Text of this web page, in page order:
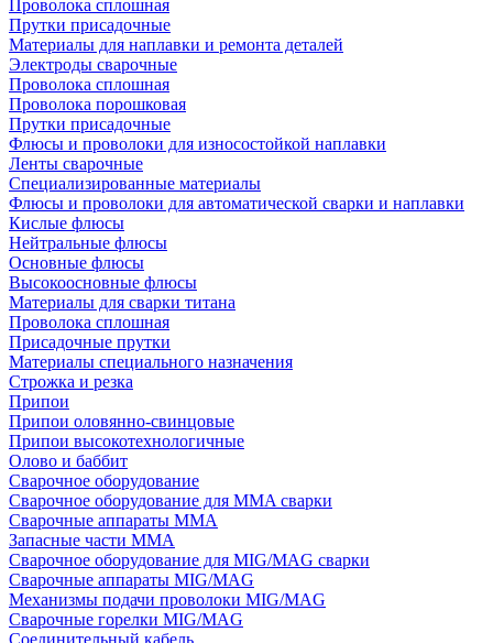
Проволока сплошная
Прутки присадочные
Материалы для наплавки и ремонта деталей
Электроды сварочные
Проволока сплошная
Проволока порошковая
Прутки присадочные
Флюсы и проволоки для износостойкой наплавки
Ленты сварочные
Специализированные материалы
Флюсы и проволоки для автоматической сварки и наплавки
Кислые флюсы
Нейтральные флюсы
Основные флюсы
Высокоосновные флюсы
Материалы для сварки титана
Проволока сплошная
Присадочные прутки
Материалы специального назначения
Строжка и резка
Припои
Припои оловянно-свинцовые
Припои высокотехнологичные
Олово и баббит
Сварочное оборудование
Сварочное оборудование для MMA сварки
Сварочные аппараты MMA
Запасные части MMA
Сварочное оборудование для MIG/MAG сварки
Сварочные аппараты MIG/MAG
Механизмы подачи проволоки MIG/MAG
Сварочные горелки MIG/MAG
Соединительный кабель